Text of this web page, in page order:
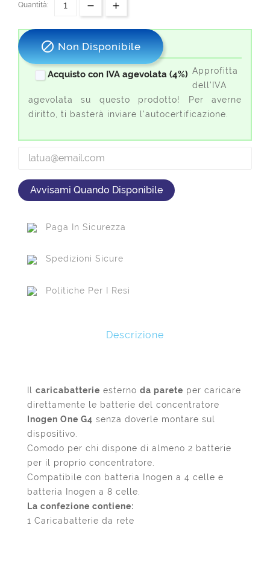
Quantità:
 Non Disponibile
Acquisto con IVA agevolata (4%) Approfitta
dell'IVA
agevolata su questo prodotto! Per averne
diritto, ti basterà inviare l'autocertificazione.
Avvisami Quando Disponibile
Paga In Sicurezza
Spedizioni Sicure
Politiche Per I Resi
Descrizione
caricabatterie esterno da parete per caricare
direttamente le batterie del concentratore
Inogen One G4 senza doverle montare sul
dispositivo.
Comodo per chi dispone di almeno 2 batterie
per il proprio concentratore.
Compatibile con batteria Inogen a 4 celle e
batteria Inogen a 8 celle.
La confezione contiene:
1 Caricabatterie da rete